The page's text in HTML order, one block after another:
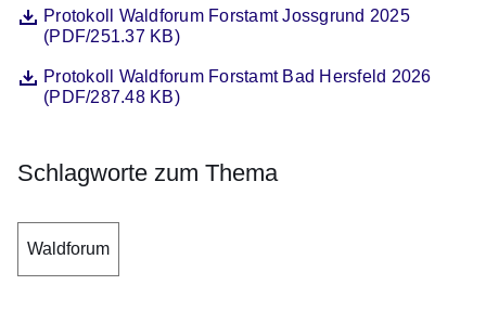
DateiProtokoll Waldforum Forstamt Jossgrund 2025
(PDF/251.37 KB)
Öffnet sich in einem neuen Fenster
DateiProtokoll Waldforum Forstamt Bad Hersfeld 2026
(PDF/287.48 KB)
Öffnet sich in einem neuen Fenster
Schlagworte zum Thema
Waldforum